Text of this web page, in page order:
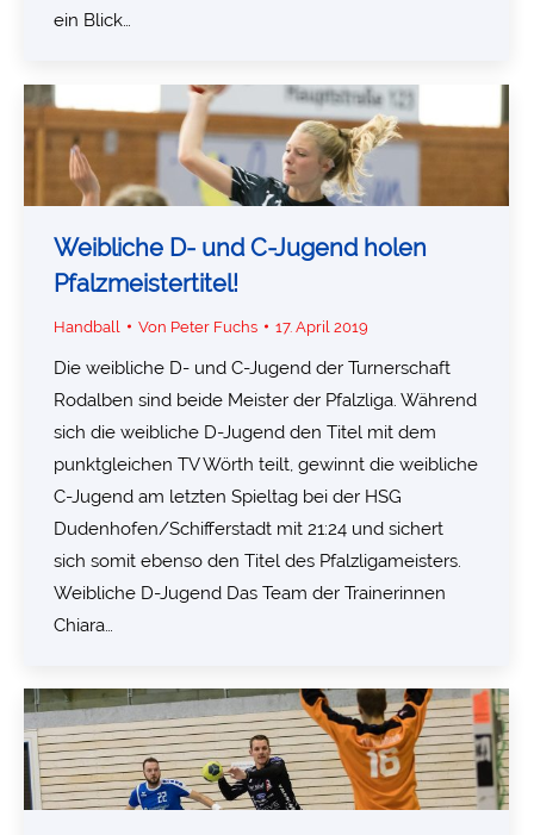
ein Blick…
Weibliche D- und C-Jugend holen
Pfalzmeistertitel!
Handball Von Peter Fuchs 17. April 2019
Die weibliche D- und C-Jugend der Turnerschaft
Rodalben sind beide Meister der Pfalzliga. Während
sich die weibliche D-Jugend den Titel mit dem
punktgleichen TV Wörth teilt, gewinnt die weibliche
C-Jugend am letzten Spieltag bei der HSG
Dudenhofen/Schifferstadt mit 21:24 und sichert
sich somit ebenso den Titel des Pfalzligameisters.
Weibliche D-Jugend Das Team der Trainerinnen
Chiara…